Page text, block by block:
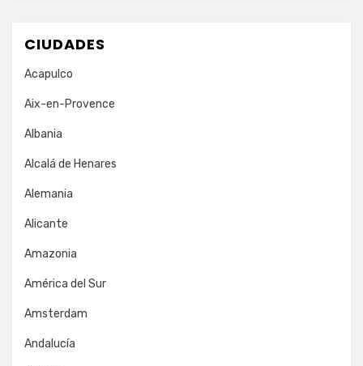
CIUDADES
Acapulco
Aix-en-Provence
Albania
Alcalá de Henares
Alemania
Alicante
Amazonia
América del Sur
Amsterdam
Andalucía